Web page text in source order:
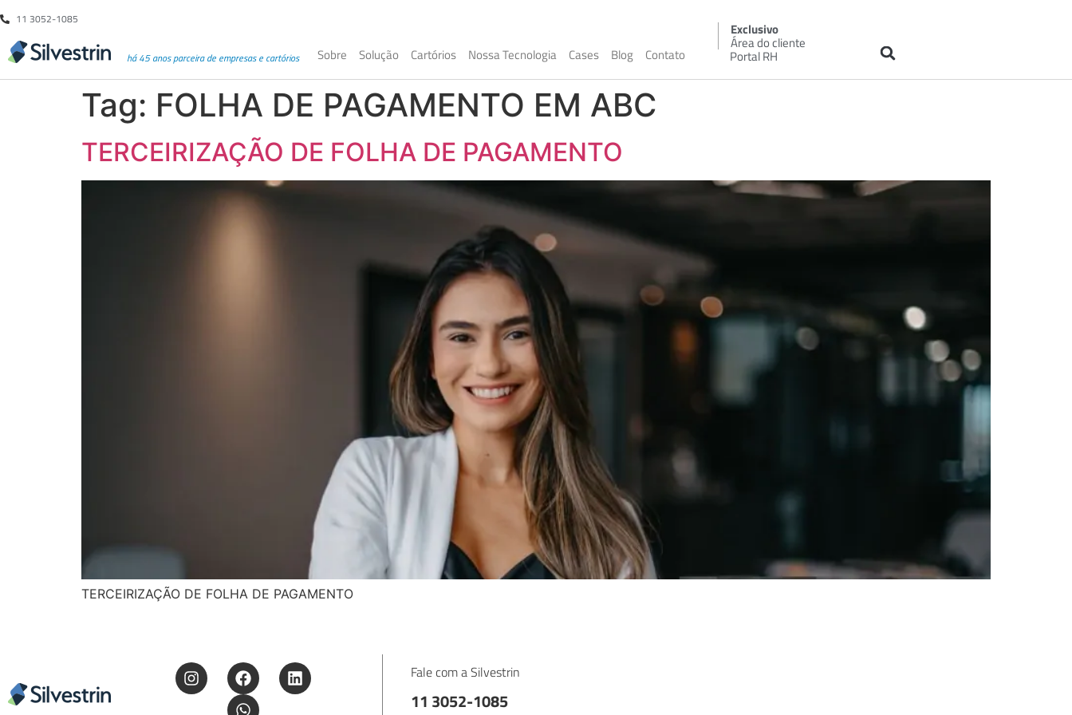
11 3052-1085
há 45 anos parceira de empresas e cartórios Sobre Solução Cartórios Nossa Tecnologia Cases Blog Contato
Exclusivo
Área do cliente
Portal RH
Tag: FOLHA DE PAGAMENTO EM ABC
TERCEIRIZAÇÃO DE FOLHA DE PAGAMENTO
TERCEIRIZAÇÃO DE FOLHA DE PAGAMENTO
Fale com a Silvestrin
11 3052-1085